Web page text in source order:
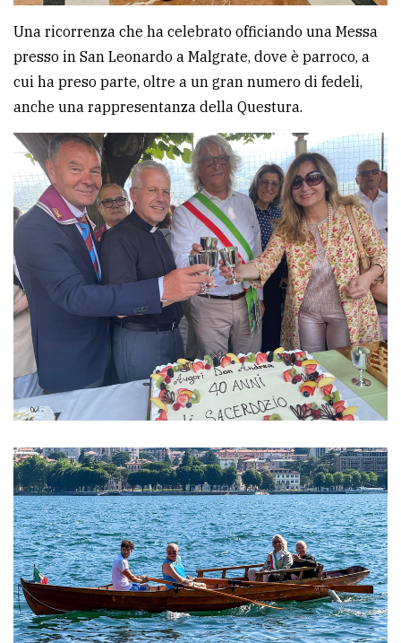
Una ricorrenza che ha celebrato officiando una Messa
presso in San Leonardo a Malgrate, dove è parroco, a
cui ha preso parte, oltre a un gran numero di fedeli,
anche una rappresentanza della Questura.